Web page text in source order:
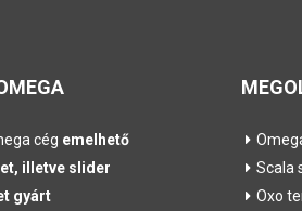
cég emelhető
illetve slider
gyárt
Scala
Oxo